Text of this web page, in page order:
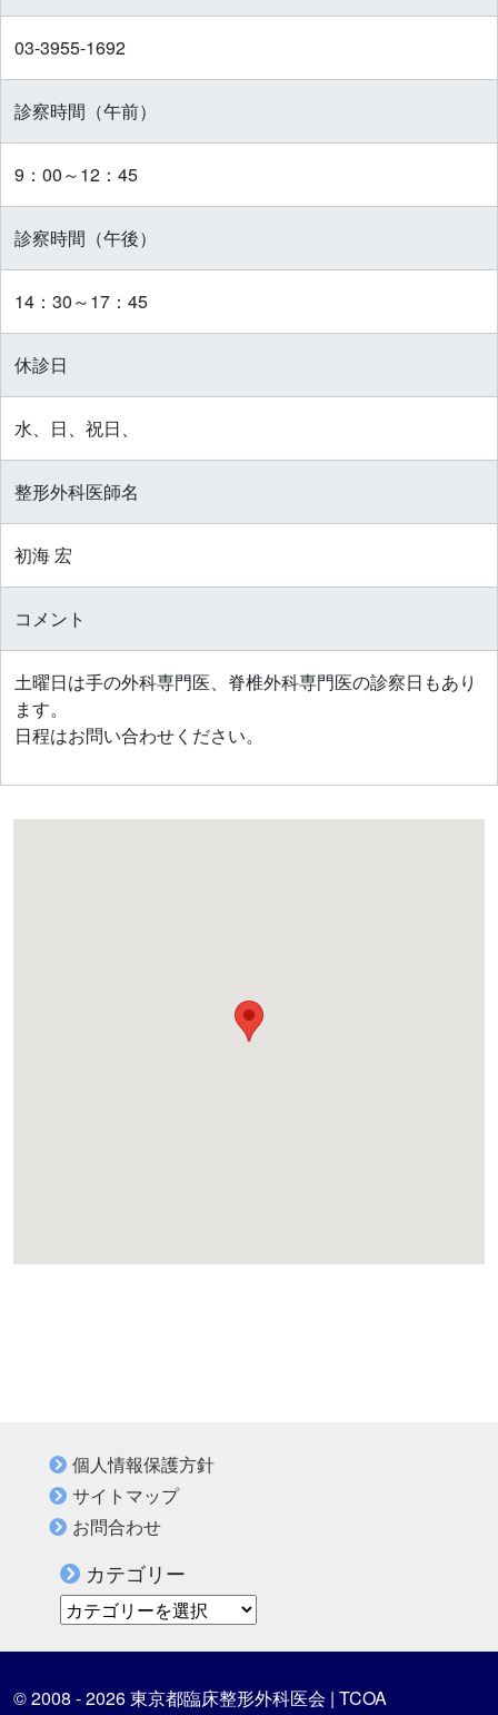
03-3955-1692
診察時間（午前）
9：00～12：45
診察時間（午後）
14：30～17：45
休診日
水、日、祝日、
整形外科医師名
初海 宏
コメント
土曜日は手の外科専門医、脊椎外科専門医の診察日もあり
ます。
日程はお問い合わせください。
個人情報保護方針
サイトマップ
お問合わせ
カテゴリー
カテゴリー
© 2008 - 2026 東京都臨床整形外科医会 | TCOA